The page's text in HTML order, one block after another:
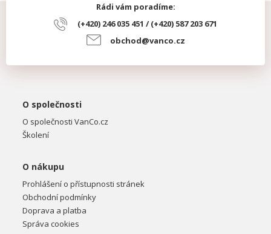
Rádi vám poradíme:
(+420) 246 035 451 / (+420) 587 203 671
obchod@vanco.cz
O společnosti
O společnosti VanCo.cz
Školení
O nákupu
Prohlášení o přístupnosti stránek
Obchodní podmínky
Doprava a platba
Správa cookies